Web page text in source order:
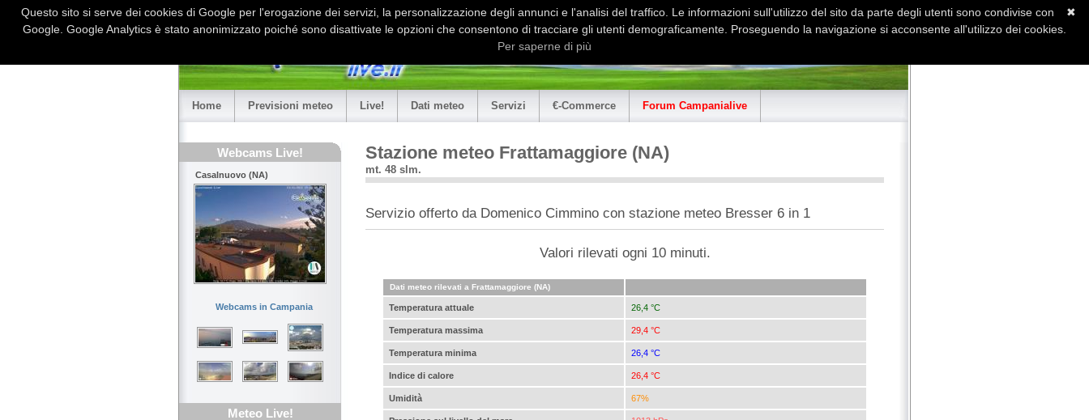
Home Previsioni meteo Live! Dati meteo Servizi €-Commerce Forum Campanialive
Webcams Live!
Casalnuovo (NA)
Webcams in Campania
Meteo Live!
Stazione meteo Frattamaggiore (NA)
mt. 48 slm.
Servizio offerto da Domenico Cimmino con stazione meteo Bresser 6 in 1
Valori rilevati ogni 10 minuti.
Dati meteo rilevati a Frattamaggiore (NA)
Temperatura attuale 26,4 °C
Temperatura massima 29,4 °C
Temperatura minima 26,4 °C
Indice di calore 26,4 °C
Umidità 67%
✖
Questo sito si serve dei cookies di Google per l'erogazione dei servizi, la personalizzazione degli annunci e l'analisi del traffico. Le informazioni sull'utilizzo del sito da parte degli utenti sono condivise con
Google. Google Analytics è stato anonimizzato poiché sono disattivate le opzioni che consentono di tracciare gli utenti demograficamente. Proseguendo la navigazione si acconsente all'utilizzo dei cookies.
Per saperne di più